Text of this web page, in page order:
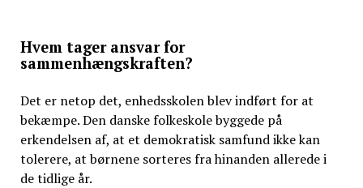
Hvem tager ansvar for
sammenhængskraften?
Det er netop det, enhedsskolen blev indført for at
bekæmpe. Den danske folkeskole byggede på
erkendelsen af, at et demokratisk samfund ikke kan
tolerere, at børnene sorteres fra hinanden allerede i
de tidlige år.